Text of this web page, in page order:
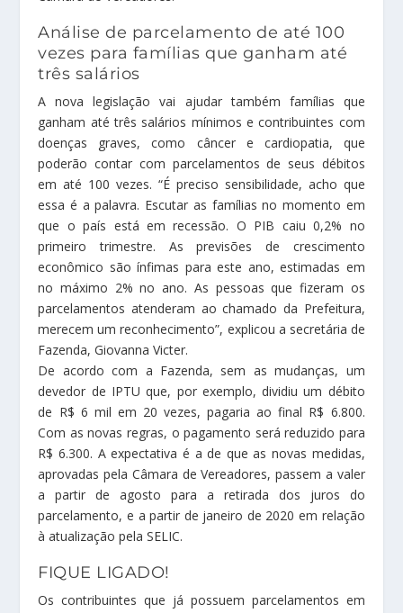
Análise de parcelamento de até 100
vezes para famílias que ganham até
três salários
A nova legislação vai ajudar também famílias que
ganham até três salários mínimos e contribuintes com
doenças graves, como câncer e cardiopatia, que
poderão contar com parcelamentos de seus débitos
em até 100 vezes. “É preciso sensibilidade, acho que
essa é a palavra. Escutar as famílias no momento em
que o país está em recessão. O PIB caiu 0,2% no
primeiro trimestre. As previsões de crescimento
econômico são ínfimas para este ano, estimadas em
no máximo 2% no ano. As pessoas que fizeram os
parcelamentos atenderam ao chamado da Prefeitura,
merecem um reconhecimento”, explicou a secretária de
Fazenda, Giovanna Victer.
De acordo com a Fazenda, sem as mudanças, um
devedor de IPTU que, por exemplo, dividiu um débito
de R$ 6 mil em 20 vezes, pagaria ao final R$ 6.800.
Com as novas regras, o pagamento será reduzido para
R$ 6.300. A expectativa é a de que as novas medidas,
aprovadas pela Câmara de Vereadores, passem a valer
a partir de agosto para a retirada dos juros do
parcelamento, e a partir de janeiro de 2020 em relação
à atualização pela SELIC.
FIQUE LIGADO!
Os contribuintes que já possuem parcelamentos em